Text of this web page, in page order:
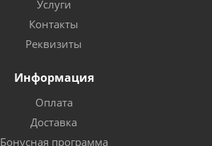
Услуги
Контакты
Реквизиты
Информация
Оплата
Доставка
Бонусная программа